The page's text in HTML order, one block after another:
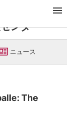
ンター ニュース
ンター
ニュース
The